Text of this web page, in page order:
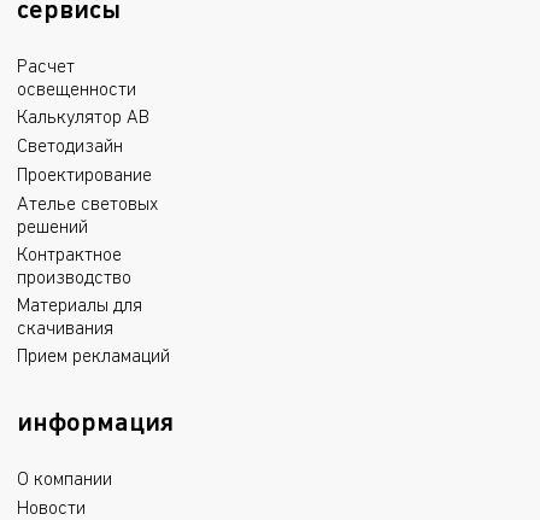
сервисы
Расчет
освещенности
Калькулятор АВ
Светодизайн
Проектирование
Ателье световых
решений
Контрактное
производство
Материалы для
скачивания
Прием рекламаций
информация
О компании
Новости